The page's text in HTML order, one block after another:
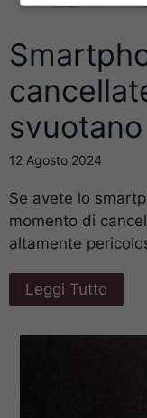
12 Agosto 2024
Se avete lo
momento di
altamente
Leggi Tutto